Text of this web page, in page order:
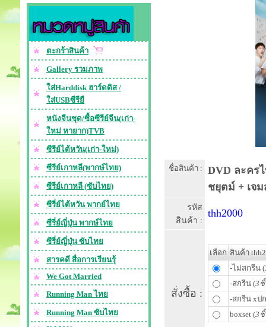
ตะกร้าสินค้า
Gallery รวมภาพ
ใส่Harddisk ฮาร์ดดิส /
ใส่USBซีรียื
หนังจีนชุด/ซื้อซีรีย์จีน(เก่า-
ใหม่ หายาก)TVB
ซีรีย์ไต้หวัน(เก่า-ใหม่)
ซีรีย์เกาหลี(พากษ์ไทย)
ซีรีย์เกาหลี (ซับไทย)
ซีรี่ย์ไต้หวัน พากย์ไทย
ซีรี่ย์ญี่ปุ่น พากษ์ไทย
ซีรี่ย์ญี่ปุ่น ซับไทย
สารคดี สื่อการเรียนรุ้
We Got Married
Running Man ไทย
Running Man ซับไทย
ชื่อสินค้า :
DVD ละคร
ชยุตม์ + เจ
รหัส
สินค้า :
thh2000
สั่งซื้อ :
เลือก สินค้า
-ไม่สกรีน (
-สกรีน (3
-สกรีน xป
boxset (3